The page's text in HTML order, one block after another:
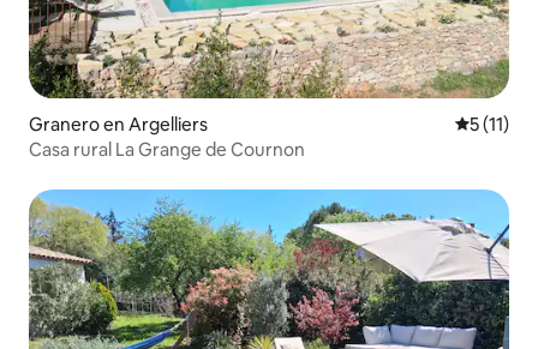
Granero en Argelliers
5 (11)
Casa rural La Grange de Cournon